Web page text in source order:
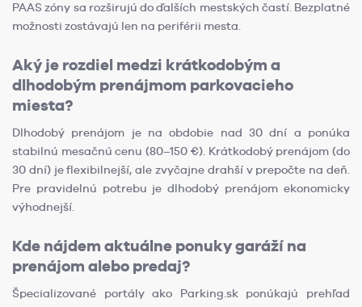
PAAS zóny sa rozširujú do ďalších mestských častí. Bezplatné
možnosti zostávajú len na periférii mesta.
Aký je rozdiel medzi krátkodobým a
dlhodobým prenájmom parkovacieho
miesta?
Dlhodobý prenájom je na obdobie nad 30 dní a ponúka
stabilnú mesačnú cenu (80–150 €). Krátkodobý prenájom (do
30 dní) je flexibilnejší, ale zvyčajne drahší v prepočte na deň.
Pre pravidelnú potrebu je dlhodobý prenájom ekonomicky
výhodnejší.
Kde nájdem aktuálne ponuky garáží na
prenájom alebo predaj?
Špecializované portály ako Parking.sk ponúkajú prehľad